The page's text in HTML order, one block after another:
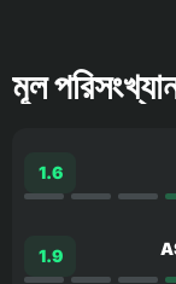
মূল
1.6
1.9